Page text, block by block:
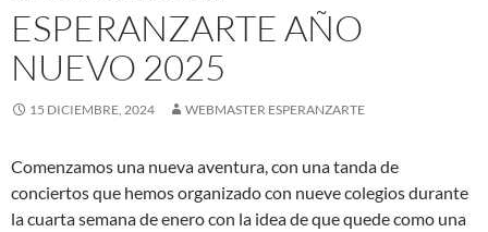
ESPERANZARTE AÑO
NUEVO 2025
15 DICIEMBRE, 2024 WEBMASTER ESPERANZARTE
Comenzamos una nueva aventura, con una tanda de
conciertos que hemos organizado con nueve colegios durante
la cuarta semana de enero con la idea de que quede como una